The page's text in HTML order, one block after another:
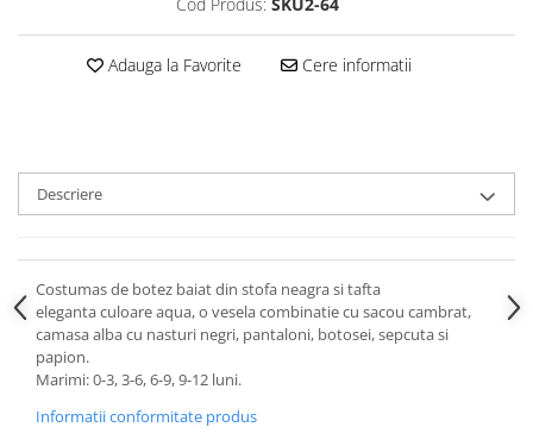
Adauga la Favorite Cere informatii
Descriere
Costumas de botez baiat din stofa neagra si tafta
eleganta culoare aqua, o vesela combinatie cu sacou cambrat,
camasa alba cu nasturi negri, pantaloni, botosei, sepcuta si
papion.
Marimi: 0-3, 3-6, 6-9, 9-12 luni.
Informatii conformitate produs